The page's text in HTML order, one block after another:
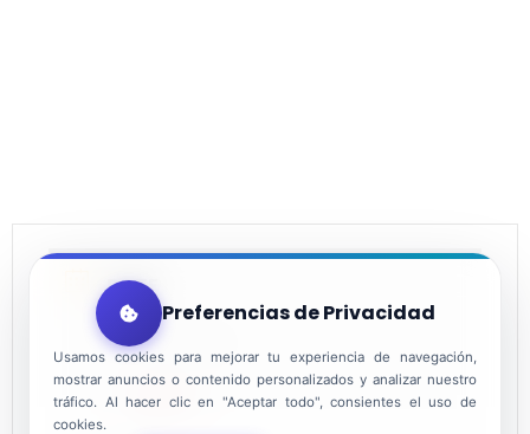
DATE
Oct 26 2024
Expired!
Preferencias de Privacidad
Usamos cookies para mejorar tu experiencia de navegación,
mostrar anuncios o contenido personalizados y analizar nuestro
tráfico. Al hacer clic en "Aceptar todo", consientes el uso de
cookies.